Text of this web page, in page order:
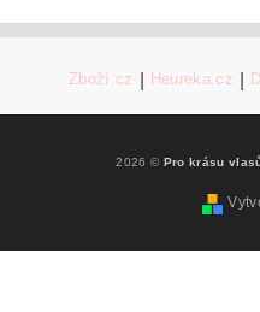
Zboží.cz Heureka.cz
2026 © Pro krásu